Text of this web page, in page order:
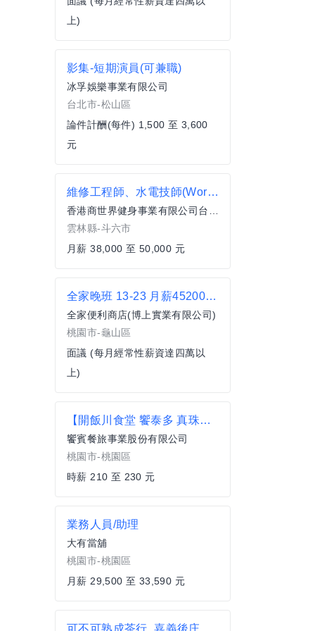
上)
影集-短期演員(可兼職)
冰孚娛樂事業有限公司
台北市-松山區
論件計酬(每件) 1,500 至 3,600
元
維修工程師、水電技師(World Gym雲林、嘉義區)
香港商世界健身事業有限公司台灣分公司
雲林縣-斗六市
月薪 38,000 至 50,000 元
全家晚班 13-23 月薪45200 休8 龜山文樂
全家便利商店(博上實業有限公司)
桃園市-龜山區
面議 (每月經常性薪資達四萬以
上)
【開飯川食堂 饗泰多 真珠】 計時人員 時薪210起 歡迎兼職、工讀者加入【桃園區】
饗賓餐旅事業股份有限公司
桃園市-桃園區
時薪 210 至 230 元
業務人員/助理
大有當舖
桃園市-桃園區
月薪 29,500 至 33,590 元